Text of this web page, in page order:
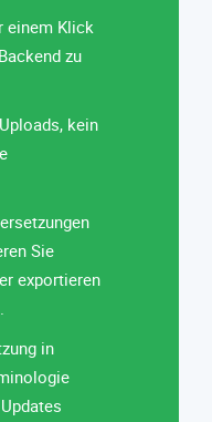
einem Klick
zu
kein
Sie
exportieren
in